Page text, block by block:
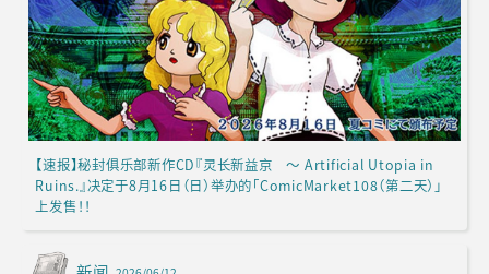
【速报】秘封俱乐部新作CD『灵长新益京 ～ Artificial Utopia in
Ruins.』决定于8月16日（日）举办的「ComicMarket108（第二天）」
上发售！！